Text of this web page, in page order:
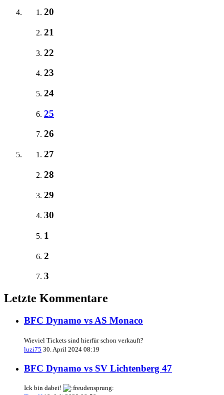
20
21
22
23
24
25
26
27
28
29
30
1
2
3
Letzte Kommentare
BFC Dynamo vs AS Monaco
Wieviel Tickets sind hierfür schon verkauft?
luzi75 30. April 2024 08:19
BFC Dynamo vs SV Lichtenberg 47
Ick bin dabei!